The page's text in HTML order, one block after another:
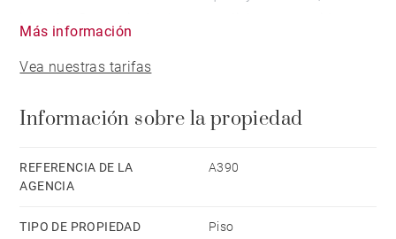
Más información
Vea nuestras tarifas
Información sobre la propiedad
REFERENCIA DE LA
AGENCIA
A390
TIPO DE PROPIEDAD Piso